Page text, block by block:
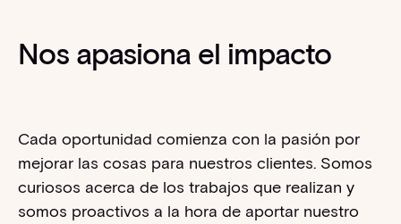
Nos apasiona el impacto
Cada oportunidad comienza con la pasión por
mejorar las cosas para nuestros clientes. Somos
curiosos acerca de los trabajos que realizan y
somos proactivos a la hora de aportar nuestro